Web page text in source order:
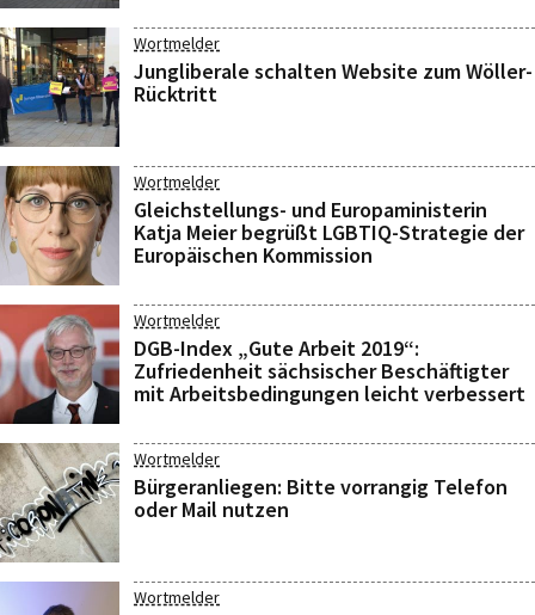
Wortmelder
Jungliberale schalten Website zum Wöller-
Rücktritt
Wortmelder
Gleichstellungs- und Europaministerin
Katja Meier begrüßt LGBTIQ-Strategie der
Europäischen Kommission
Wortmelder
DGB-Index „Gute Arbeit 2019“:
Zufriedenheit sächsischer Beschäftigter
mit Arbeitsbedingungen leicht verbessert
Wortmelder
Bürgeranliegen: Bitte vorrangig Telefon
oder Mail nutzen
Wortmelder